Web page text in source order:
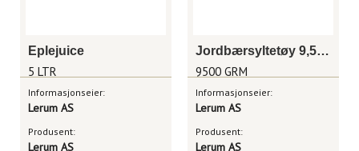
Eplejuice
5 LTR
Informasjonseier:
Lerum AS
Produsent:
Lerum AS
Jordbærsyltetøy 9,5 kg
9500 GRM
Informasjonseier:
Lerum AS
Produsent:
Lerum AS